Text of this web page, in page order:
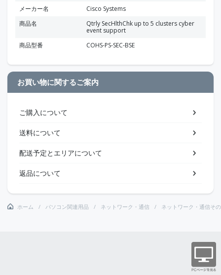
メーカー名
Cisco Systems
商品名
Qtrly SecHlthChk up to 5 clusters cyber
event support
商品型番
COHS-PS-SEC-BSE
お買い物に関するご案内
ご購入について
送料について
配送予定とエリアについて
返品について
ホーム パソコン関連用品 ネットワーク・通信 ネットワーク・通信そ